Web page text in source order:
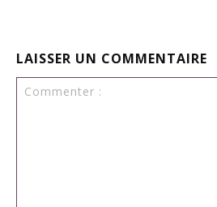
LAISSER UN COMMENTAIRE